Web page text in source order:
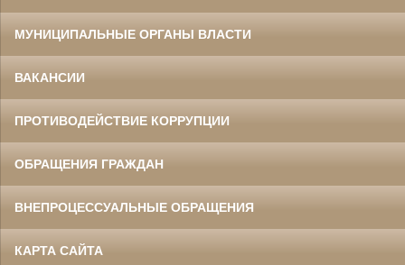
МУНИЦИПАЛЬНЫЕ ОРГАНЫ ВЛАСТИ
ВАКАНСИИ
ПРОТИВОДЕЙСТВИЕ КОРРУПЦИИ
ОБРАЩЕНИЯ ГРАЖДАН
ВНЕПРОЦЕССУАЛЬНЫЕ ОБРАЩЕНИЯ
КАРТА САЙТА